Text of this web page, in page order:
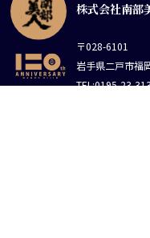
株式会社南部
〒028-6101
岩手県二戸市福
TEL:0195-23-